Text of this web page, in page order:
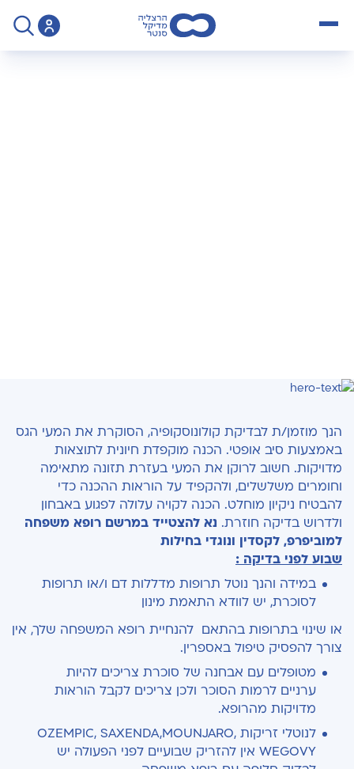
הנך מוזמן/ת לבדיקת קולונוסקופיה, הסוקרת את המעי הגס
באמצעות סיב אופטי. הכנה מוקפדת חיונית לתוצאות
מדויקות. חשוב לרוקן את המעי בעזרת תזונה מתאימה
וחומרים משלשלים, ולהקפיד על הוראות ההכנה כדי
להבטיח ניקיון מוחלט. הכנה לקויה עלולה לפגוע באבחון
ולדרוש בדיקה חוזרת. נא להצטייד במרשם רופא משפחה
למוביפרפ, לקסדין ונוגדי בחילות
שבוע לפני בדיקה :
במידה והנך נוטל תרופות מדללות דם ו/או תרופות
לסוכרת, יש לוודא התאמת מינון
או שינוי בתרופות בהתאם להנחיית רופא המשפחה שלך, אין
צורך להפסיק טיפול באספרין.
מטופלים עם אבחנה של סוכרת צריכים להיות
ערניים לרמות הסוכר ולכן צריכים לקבל הוראות
מדויקות מהרופא.
לנוטלי זריקות OZEMPIC, SAXENDA,MOUNJARO,
WEGOVY אין להזריק שבועיים לפני הפעולה יש